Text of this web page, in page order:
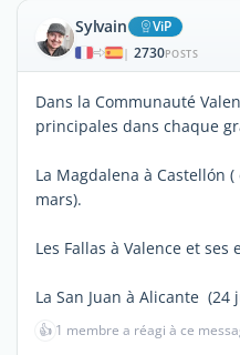
Sylvain ViP
| 2730POSTS
Dans la Communauté
principales dans chaque
La Magdalena à Castellón
mars).
Les Fallas à Valence et
La San Juan à Alicante (24
👍 1 membre a réagi à ce